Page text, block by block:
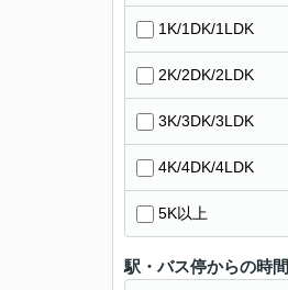
1K/1DK/1LDK
2K/2DK/2LDK
3K/3DK/3LDK
4K/4DK/4LDK
5K以上
駅・バス停からの時間